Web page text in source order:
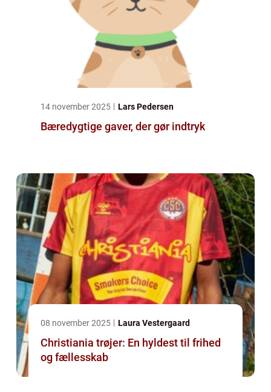
14 november 2025 Lars Pedersen
Bæredygtige gaver, der gør indtryk
08 november 2025 Laura Vestergaard
Christiania trøjer: En hyldest til frihed
og fællesskab